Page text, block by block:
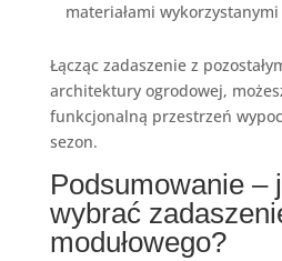
materiałami
Łącząc zadaszenie z
architektury ogrodowej,
funkcjonalną przestrzeń
sezon.
Podsumowanie –
wybrać
modułowego?